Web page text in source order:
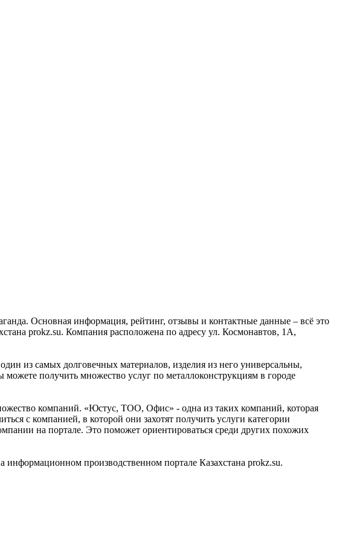
Основная информация, рейтинг, отзывы и контактные данные – всё это
prokz.su. Компания расположена по адресу ул. Космонавтов, 1А,
из самых долговечных материалов, изделия из него универсальны,
получить множество услуг по металлоконструкциям в городе
компаний. «Юстус, ТОО, Офис» - одна из таких компаний, которая
с компанией, в которой они захотят получить услуги категории
на портале. Это поможет ориентироваться среди других похожих
производственном портале Казахстана prokz.su.